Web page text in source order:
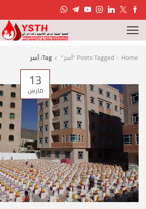
Home Posts Tagged "أسر" Tag: أسر
13
مارس